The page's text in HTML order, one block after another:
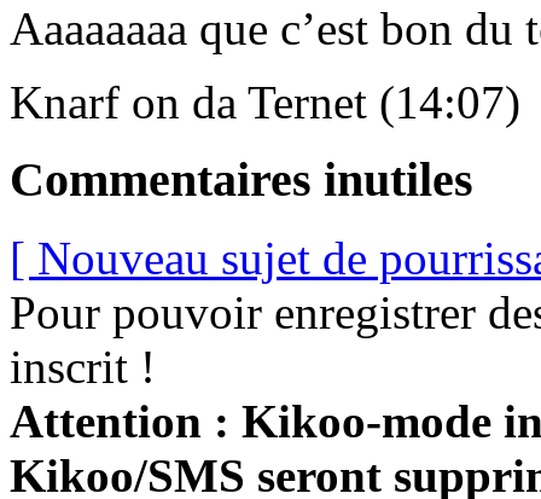
Aaaaaaaa que c’est bon
Knarf on da Ternet (14:07)
Commentaires inutiles
[ Nouveau sujet de
Pour pouvoir enregistrer
inscrit !
Attention : Kikoo-mode
Kikoo/SMS seront